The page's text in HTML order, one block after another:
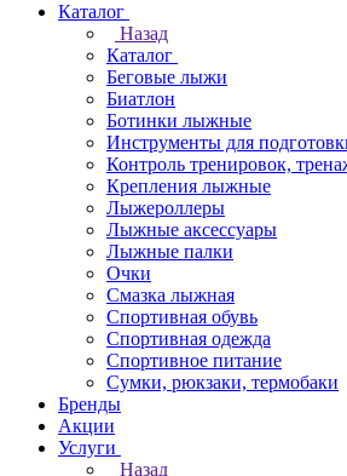
Каталог
Назад
Каталог
Беговые лыжи
Биатлон
Ботинки лыжные
Инструменты для
Контроль тренировок,
Крепления лыжные
Лыжероллеры
Лыжные аксессуары
Лыжные палки
Очки
Смазка лыжная
Спортивная обувь
Спортивная одежда
Спортивное питание
Сумки, рюкзаки, термобаки
Бренды
Акции
Услуги
Назад